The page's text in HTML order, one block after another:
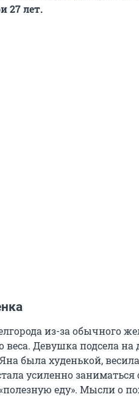
27 лет.
из-за обычного
веса. Девушка подсела
была худенькой,
усиленно
еду». Мысли о